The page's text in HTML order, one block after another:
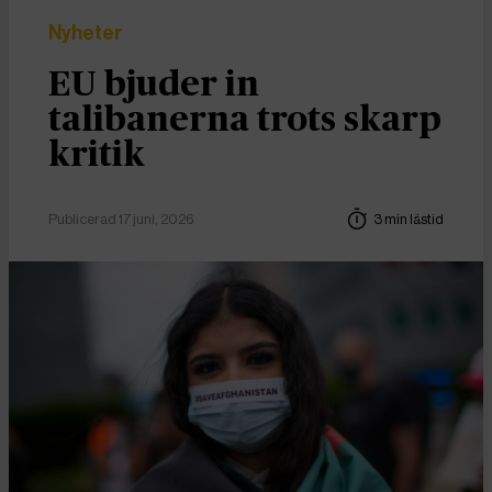
Nyheter
EU bjuder in
talibanerna trots skarp
kritik
Publicerad 17 juni, 2026 3 min lästid